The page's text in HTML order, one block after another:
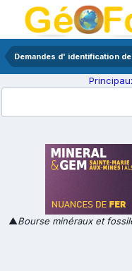
Demandes d' identification
▲Bourse minéraux et